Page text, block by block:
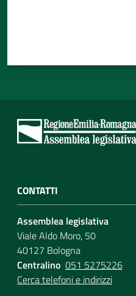
CONTATTI
Assemblea legislativa
Viale Aldo Moro, 50
40127 Bologna
Centralino 051 5275226
Cerca telefoni e indirizzi